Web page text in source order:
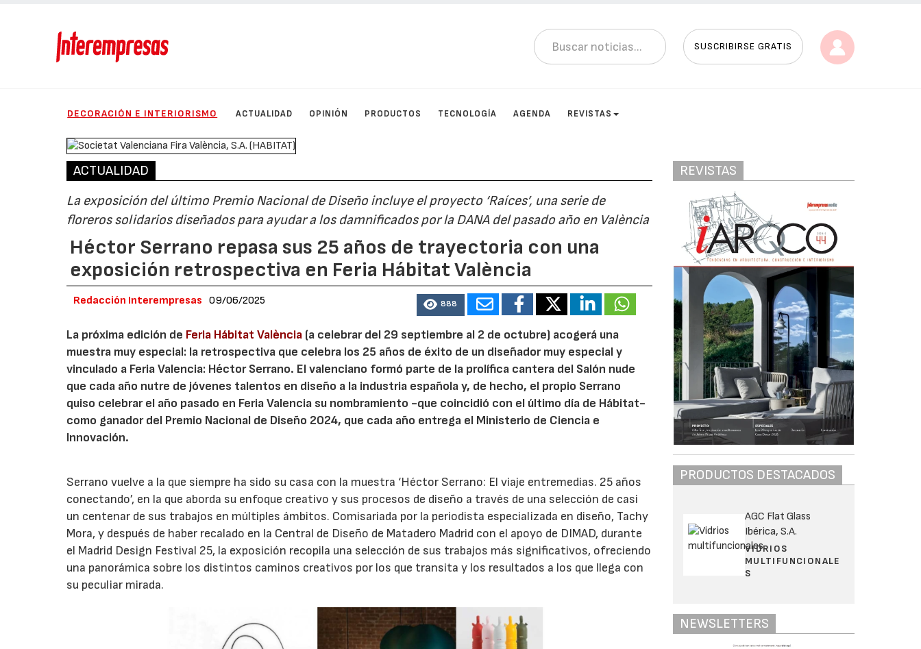
SUSCRIBIRSE GRATIS
DECORACIÓN E INTERIORISMO ACTUALIDAD OPINIÓN PRODUCTOS TECNOLOGÍA AGENDA REVISTAS
ACTUALIDAD
La exposición del último Premio Nacional de Diseño incluye el proyecto ‘Raíces’, una serie de
floreros solidarios diseñados para ayudar a los damnificados por la DANA del pasado año en València
Héctor Serrano repasa sus 25 años de trayectoria con una
exposición retrospectiva en Feria Hábitat València
Redacción Interempresas 09/06/2025 888
La próxima edición de Feria Hábitat València (a celebrar del 29 septiembre al 2 de octubre) acogerá una
muestra muy especial: la retrospectiva que celebra los 25 años de éxito de un diseñador muy especial y
vinculado a Feria Valencia: Héctor Serrano. El valenciano formó parte de la prolífica cantera del Salón nude
que cada año nutre de jóvenes talentos en diseño a la industria española y, de hecho, el propio Serrano
quiso celebrar el año pasado en Feria Valencia su nombramiento -que coincidió con el último día de Hábitat-
como ganador del Premio Nacional de Diseño 2024, que cada año entrega el Ministerio de Ciencia e
Innovación.
Serrano vuelve a la que siempre ha sido su casa con la muestra ‘Héctor Serrano: El viaje entremedias. 25 años
conectando’, en la que aborda su enfoque creativo y sus procesos de diseño a través de una selección de casi
un centenar de sus trabajos en múltiples ámbitos. Comisariada por la periodista especializada en diseño, Tachy
Mora, y después de haber recalado en la Central de Diseño de Matadero Madrid con el apoyo de DIMAD, durante
el Madrid Design Festival 25, la exposición recopila una selección de sus trabajos más significativos, ofreciendo
una panorámica sobre los distintos caminos creativos por los que transita y los resultados a los que llega con
su peculiar mirada.
REVISTAS
PRODUCTOS DESTACADOS
AGC Flat Glass
Ibérica, S.A.
VIDRIOS
MULTIFUNCIONALE
S
NEWSLETTERS